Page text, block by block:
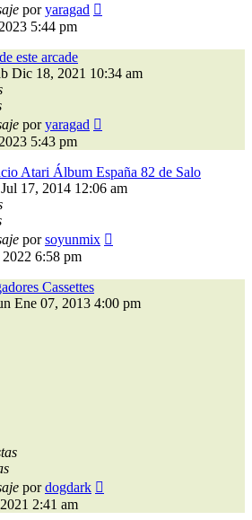
poryaragad
5:44 pm
este arcade
Dic 18, 2021 10:34 am
poryaragad
5:43 pm
Atari Álbum España 82 de Salo
17, 2014 12:06 am
porsoyunmix
6:58 pm
Cassettes
Ene 07, 2013 4:00 pm
pordogdark
2:41 am